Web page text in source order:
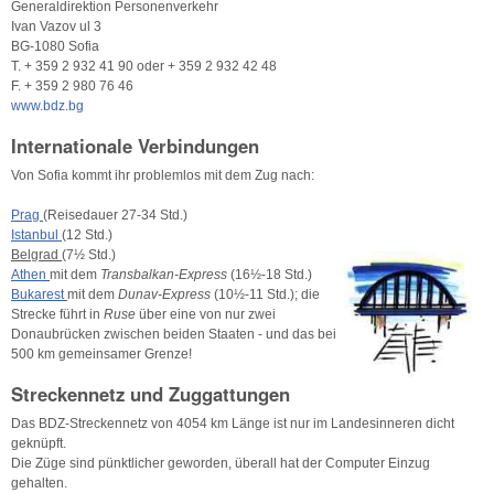
Generaldirektion Personenverkehr
Ivan Vazov ul 3
BG-1080 Sofia
T. + 359 2 932 41 90 oder + 359 2 932 42 48
F. + 359 2 980 76 46
www.bdz.bg
Internationale Verbindungen
Von Sofia kommt ihr problemlos mit dem Zug nach:
Prag (Reisedauer 27-34 Std.)
Istanbul (12 Std.)
Belgrad (7½ Std.)
Athen mit dem Transbalkan-Express (16½-18 Std.)
Bukarest mit dem Dunav-Express (10½-11 Std.); die
Strecke führt in Ruse über eine von nur zwei
Donaubrücken zwischen beiden Staaten - und das bei
500 km gemeinsamer Grenze!
Streckennetz und Zuggattungen
Das BDZ-Streckennetz von 4054 km Länge ist nur im Landesinneren dicht
geknüpft.
Die Züge sind pünktlicher geworden, überall hat der Computer Einzug
gehalten.